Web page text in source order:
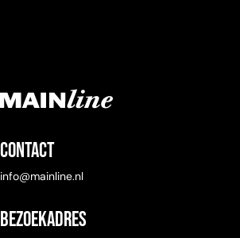
Contact
info@mainline.nl
Bezoekadres